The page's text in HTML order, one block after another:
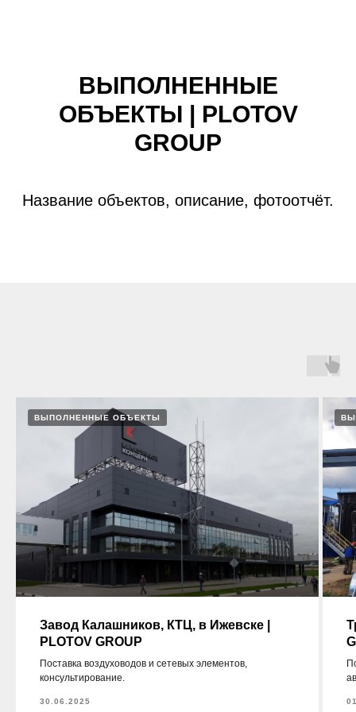
ВЫПОЛНЕННЫЕ
ОБЪЕКТЫ | PLOTOV
GROUP
Название объектов, описание, фотоотчёт.
ВЫПОЛНЕННЫЕ ОБЪЕКТЫ
Завод Калашников, КТЦ, в Ижевске |
PLOTOV GROUP
Поставка воздуховодов и сетевых элементов,
консультирование.
30.06.2025